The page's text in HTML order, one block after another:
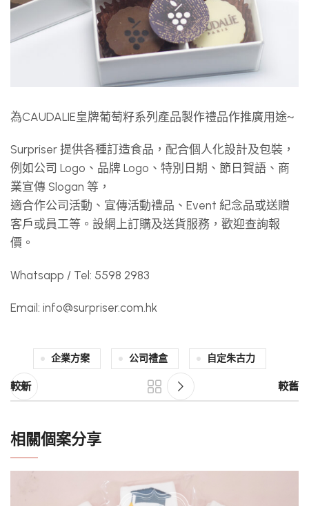
為CAUDALIE皇牌葡萄籽系列產品製作禮品作推廣用途~
Surpriser 提供各種訂造食品，配合個人化設計及包裝，
例如公司 Logo、品牌 Logo、特別日期、節日賀語、商
業宣傳 Slogan 等，
適合作公司活動、宣傳活動禮品、Event 紀念品或送贈
客戶或員工等。設網上訂購及送貨服務，歡迎查詢報
價。
Whatsapp / Tel: 5598 2983
Email: info@surpriser.com.hk
企業方案 公司禮盒 自定朱古力
較新 較舊
相關個案分享